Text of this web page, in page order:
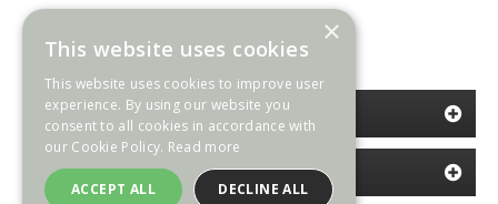
KATEGORIAT
INFORMATION
×
This website uses cookies
This website uses cookies to improve user
experience. By using our website you
consent to all cookies in accordance with
our Cookie Policy. Read more
ACCEPT ALL DECLINE ALL